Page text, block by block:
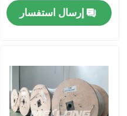
منتجات
معلومات عنا
إرسال استفسار